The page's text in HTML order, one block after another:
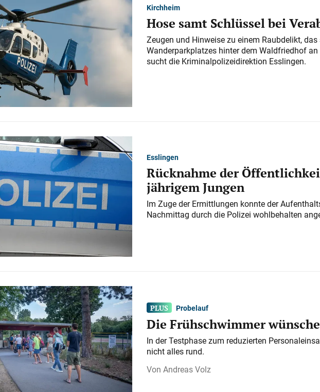
Kirchheim
Hose samt Schlüssel bei
Zeugen und Hinweise zu einem Raubdelikt,
Wanderparkplatzes hinter dem Waldfriedhof
sucht die Kriminalpolizeidirektion Esslingen.
Esslingen
Rücknahme der
jährigem Jungen
Im Zuge der Ermittlungen konnte der
Nachmittag durch die Polizei wohlbehalten
Probelauf
Die Frühschwimmer
In der Testphase zum reduzierten
nicht alles rund.
Andreas Volz